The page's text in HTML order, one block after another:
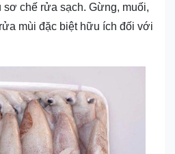
sơ chế rửa sạch. Gừng, muối,
mùi đặc biệt hữu ích đối với